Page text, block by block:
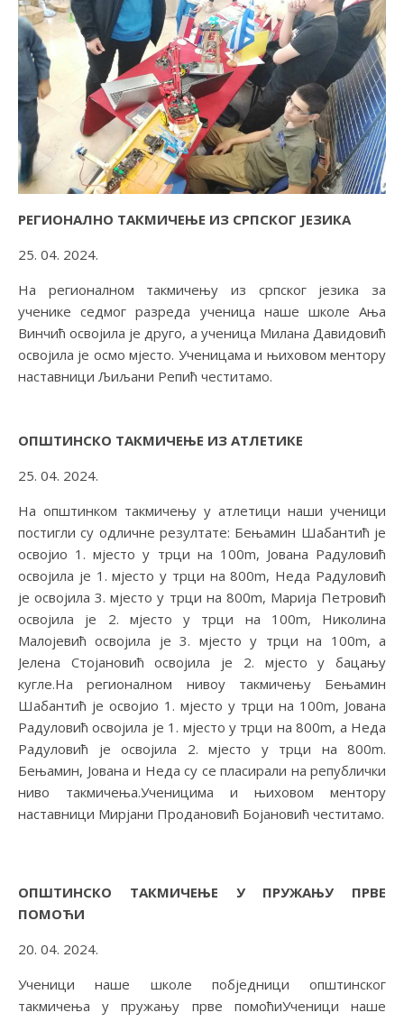
РЕГИОНАЛНО ТАКМИЧЕЊЕ ИЗ СРПСКОГ ЈЕЗИКА
25. 04. 2024.
На регионалном такмичењу из српског језика за
ученике седмог разреда ученица наше школе Ања
Винчић освојила је друго, а ученица Милана Давидовић
освојила је осмо мјесто. Ученицама и њиховом ментору
наставници Љиљани Репић честитамо.
ОПШТИНСКО ТАКМИЧЕЊЕ ИЗ АТЛЕТИКЕ
25. 04. 2024.
На општинком такмичењу у атлетици наши ученици
постигли су одличне резултате: Бењамин Шабантић је
освојио 1. мјесто у трци на 100m, Јована Радуловић
освојила је 1. мјесто у трци на 800m, Неда Радуловић
је освојила 3. мјесто у трци на 800m, Марија Петровић
освојила је 2. мјесто у трци на 100m, Николина
Малојевић освојила је 3. мјесто у трци на 100m, а
Јелена Стојановић освојила је 2. мјесто у бацању
кугле.На регионалном нивоу такмичењу Бењамин
Шабантић је освојио 1. мјесто у трци на 100m, Јована
Радуловић освојила је 1. мјесто у трци на 800m, а Неда
Радуловић је освојила 2. мјесто у трци на 800m.
Бењамин, Јована и Неда су се пласирали на републички
ниво такмичења.Ученицима и њиховом ментору
наставници Мирјани Продановић Бојановић честитамо.
ОПШТИНСКО ТАКМИЧЕЊЕ У ПРУЖАЊУ ПРВЕ
ПОМОЋИ
20. 04. 2024.
Ученици наше школе побједници општинског
такмичења у пружању прве помоћиУченици наше